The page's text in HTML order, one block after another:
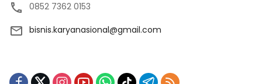
0852 7362 0153
bisnis.karyanasional@gmail.com